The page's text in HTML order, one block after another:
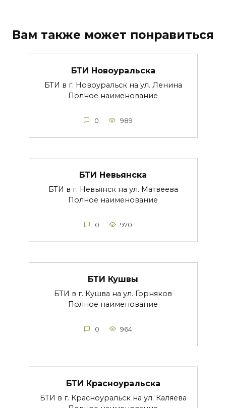
Вам также может понравиться
БТИ Новоуральска
БТИ в г. Новоуральск на ул. Ленина
Полное наименование
0 989
БТИ Невьянска
БТИ в г. Невьянск на ул. Матвеева
Полное наименование
0 970
БТИ Кушвы
БТИ в г. Кушва на ул. Горняков
Полное наименование
0 964
БТИ Красноуральска
БТИ в г. Красноуральск на ул. Каляева